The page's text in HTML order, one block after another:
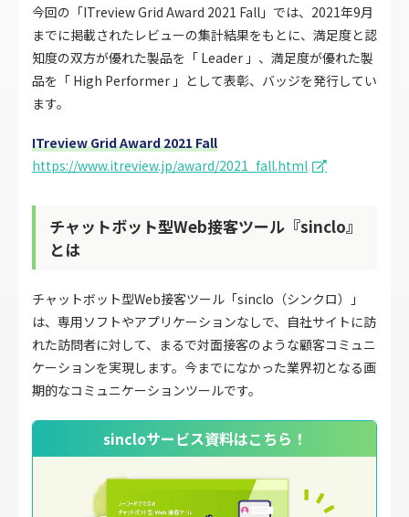
今回の「ITreview Grid Award 2021 Fall」では、2021年9月
までに掲載されたレビューの集計結果をもとに、満足度と認
知度の双方が優れた製品を「 Leader 」、満足度が優れた製
品を「 High Performer 」として表彰、バッジを発行してい
ます。
ITreview Grid Award 2021 Fall
https://www.itreview.jp/award/2021_fall.html
チャットボット型Web接客ツール『sinclo』
とは
チャットボット型Web接客ツール「sinclo（シンクロ）」
は、専用ソフトやアプリケーションなしで、自社サイトに訪
れた訪問者に対して、まるで対面接客のような顧客コミュニ
ケーションを実現します。今までになかった業界初となる画
期的なコミュニケーションツールです。
sincloサービス資料はこちら！